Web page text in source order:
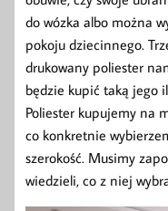
do wózka albo można
pokoju dziecinnego.
drukowany poliester
będzie kupić taką jego
Poliester kupujemy na
co konkretnie
szerokość. Musimy
wiedzieli, co z niej